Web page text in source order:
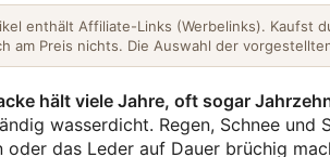
enthält Affiliate-Links (Werbelinks). Kaufst
am Preis nichts. Die Auswahl der
hält viele Jahre, oft sogar
wasserdicht. Regen, Schnee und
oder das Leder auf Dauer brüchig